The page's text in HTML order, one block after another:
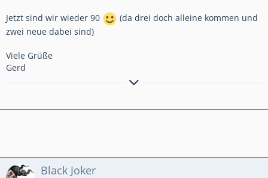
Jetzt sind wir wieder 90
(da drei doch alleine kommen und
zwei neue dabei sind)
Viele Grüße
Gerd
Bremsen macht die Felge dreckig!!!!!!!!!!!
Anders gesagt: Bremsen ist die Umwandlung hochwertiger
Black Joker